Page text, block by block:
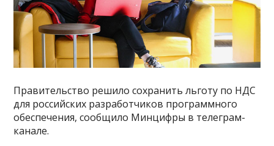
Правительство решило сохранить льготу по НДС
для российских разработчиков программного
обеспечения, сообщило Минцифры в телеграм-
канале.